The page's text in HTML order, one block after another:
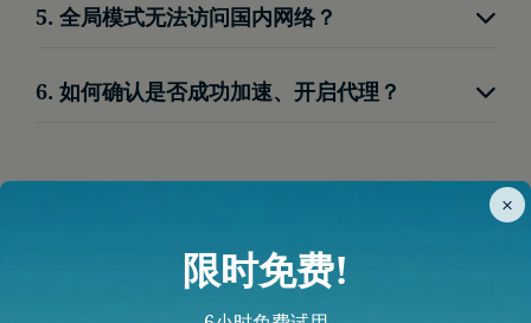
×
限时免费!
开启程序。
5. 全局模式无法访问国内网络？
内网络，避免使用者所在区域频繁切换。
6. 如何确认是否成功加速、开启代理？
功。